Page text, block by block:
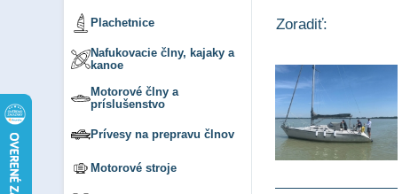
Plachetnice
Nafukovacie člny, kajaky a
kanoe
Motorové člny a
príslušenstvo
Prívesy na prepravu člnov
Motorové stroje
Zoradiť: